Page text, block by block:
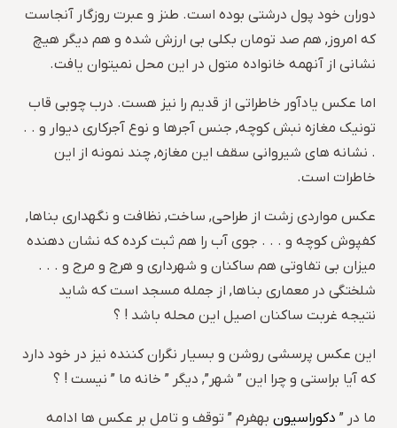
دوران خود پول درشتی بوده است. طنز و عبرت روزگار آنجاست
که امروز, هم صد تومان بکلی بی ارزش شده و هم دیگر هیچ
نشانی از آنهمه خانواده متول در این محل نمیتوان یافت.
اما عکس یادآور خاطراتی از قدیم را نیز هست. درب چوبی قاب
تونیک مغازه نبش کوچه, جنس آجرها و نوع آجرکاری دیوار و . .
. نشانه های شیروانی سقف این مغازه, چند نمونه از این
خاطرات است.
عکس مواردی زشت از طراحی, ساخت, نظافت و نگهداری بناها,
کفپوش کوچه و . . . جوی آب را هم ثبت کرده که نشان دهنده
میزان بی تفاوتی هم ساکنان و شهرداری و هرج و مرج و . . .
شلختگی در معماری بناها, از جمله مسجد است که شاید
نتیجه غربت ساکنان اصیل این محله باشد ! ؟
این عکس پرسشی روشن و بسیار نگران کننده نیز در خود دارد
که آیا براستی و چرا این ” شهر”, دیگر ” خانه ما ” نیست ! ؟
ما در ” دکوراسیون بهفرم ” توقف و تامل بر عکس ها ادامه